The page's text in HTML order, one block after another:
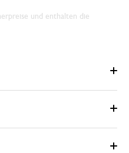
und enthalten die